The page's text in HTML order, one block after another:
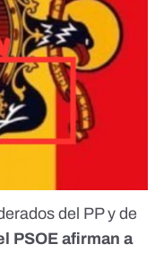
del PP y de
PSOE afirman a